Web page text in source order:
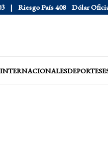
Riesgo País 408 Dólar Oficial
INTERNACIONALESDEPORTES